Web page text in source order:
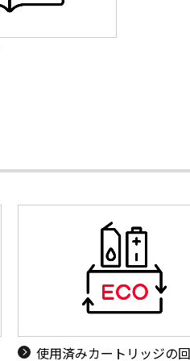
使用済みカートリッジの